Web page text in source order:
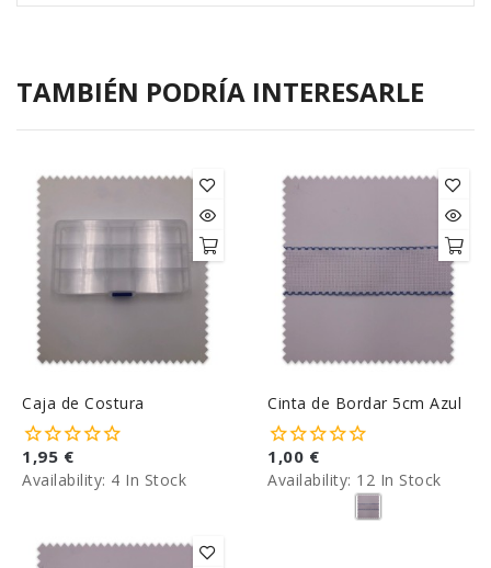
TAMBIÉN PODRÍA INTERESARLE
Caja de Costura
1,95 €
Availability: 4 In Stock
Cinta de Bordar 5cm Azul
1,00 €
Availability: 12 In Stock